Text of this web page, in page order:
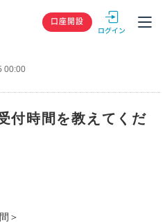
GMOクリック
口座開設
00:00
付時間を教えてくだ
＞